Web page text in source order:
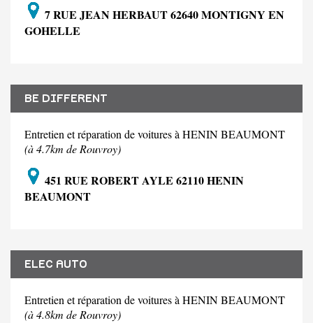
7 RUE JEAN HERBAUT 62640 MONTIGNY EN
GOHELLE
BE DIFFERENT
Entretien et réparation de voitures à HENIN BEAUMONT
(à 4.7km de Rouvroy)
451 RUE ROBERT AYLE 62110 HENIN
BEAUMONT
ELEC AUTO
Entretien et réparation de voitures à HENIN BEAUMONT
(à 4.8km de Rouvroy)